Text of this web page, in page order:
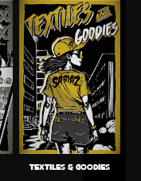
TEXTILES & GOODIES